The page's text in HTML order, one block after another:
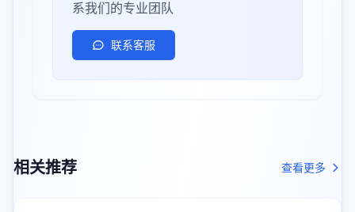
系我们的专业团队
联系客服
相关推荐 查看更多